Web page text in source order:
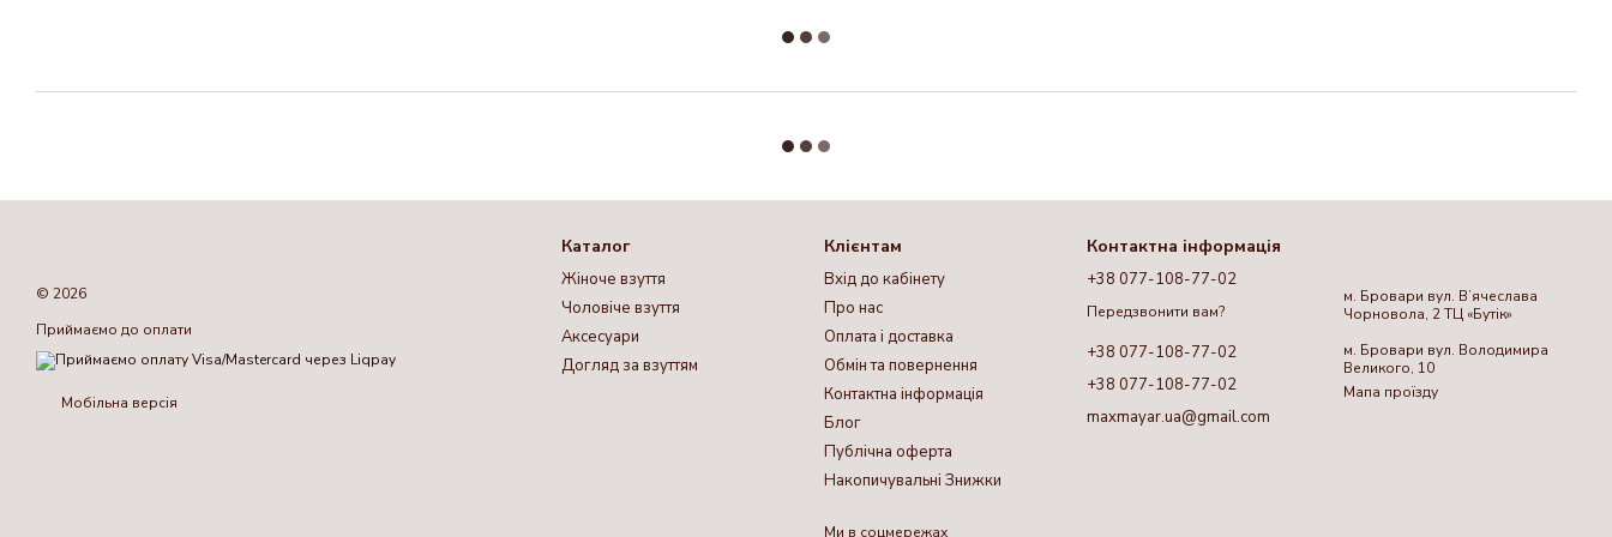
© 2026
Приймаємо до оплати
Мобільна версія
Каталог
Жіноче взуття
Чоловіче взуття
Аксесуари
Догляд за взуттям
Клієнтам
Вхід до кабінету
Про нас
Оплата і доставка
Обмін та повернення
Контактна інформація
Блог
Публічна оферта
Накопичувальні Знижки
Ми в соцмережах
Контактна інформація
+38 077-108-77-02
Передзвонити вам?
+38 077-108-77-02
+38 077-108-77-02
maxmayar.ua@gmail.com
м. Бровари вул. Вʼячеслава
Чорновола, 2 ТЦ «Бутік»
м. Бровари вул. Володимира
Великого, 10
Мапа проїзду